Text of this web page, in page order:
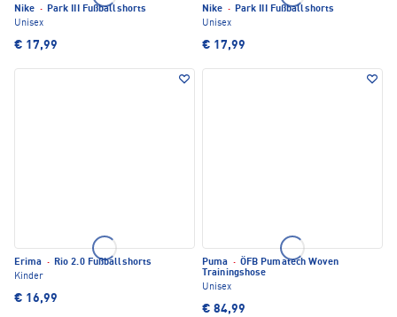
Nike · Park III Fußballshorts
Unisex
€ 17,99
Nike · Park III Fußballshorts
Unisex
€ 17,99
Erima · Rio 2.0 Fußballshorts
Kinder
€ 16,99
Puma · ÖFB Pumatech Woven
Trainingshose
Unisex
€ 84,99